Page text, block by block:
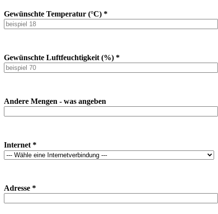
Gewünschte Temperatur (°C) *
Gewünschte Luftfeuchtigkeit (%) *
Andere Mengen - was angeben
Internet *
Adresse *